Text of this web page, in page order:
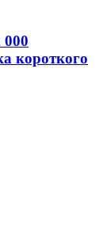
000
короткого